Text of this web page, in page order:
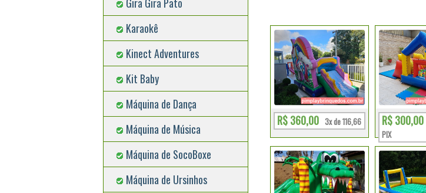
Karaokê
Kinect Adventures
Kit Baby
Máquina de Dança
Máquina de Música
Máquina de SocoBoxe
Máquina de Ursinhos